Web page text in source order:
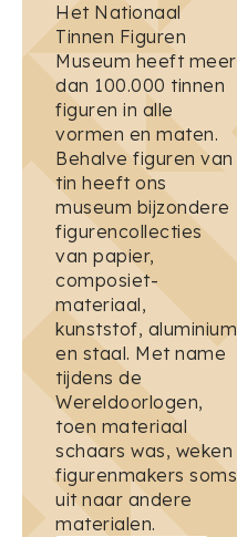
Het Nationaal
Tinnen Figuren
Museum heeft meer
dan 100.000 tinnen
figuren in alle
vormen en maten.
Behalve figuren van
tin heeft ons
museum bijzondere
figurencollecties
van papier,
composiet-
materiaal,
kunststof, aluminium
en staal. Met name
tijdens de
Wereldoorlogen,
toen materiaal
schaars was, weken
figurenmakers soms
uit naar andere
materialen.